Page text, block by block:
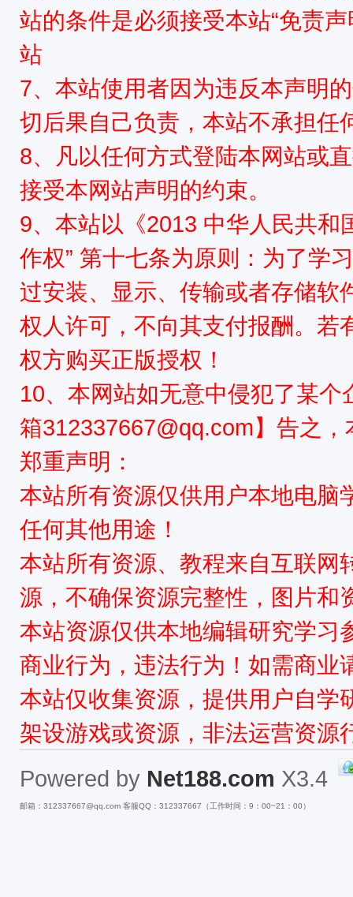
站的条件是必须接受本站“免责
站
7、本站使用者因为违反本声明
切后果自己负责，本站不承担任
8、凡以任何方式登陆本网站或
接受本网站声明的约束。
9、本站以《2013 中华人民共和
作权” 第十七条为原则：为了学
过安装、显示、传输或者存储软
权人许可，不向其支付报酬。若
权方购买正版授权！
10、本网站如无意中侵犯了某
箱312337667@qq.com】告之
郑重声明：
本站所有资源仅供用户本地电脑
任何其他用途！
本站所有资源、教程来自互联网
源，不确保资源完整性，图片和
本站资源仅供本地编辑研究学习
商业行为，违法行为！如需商业
本站仅收集资源，提供用户自学
架设游戏或资源，非法运营资源
Powered by Net188.com X3.4
邮箱：312337667@qq.com 客服QQ：312337667（工作时间：9：00~21：00）